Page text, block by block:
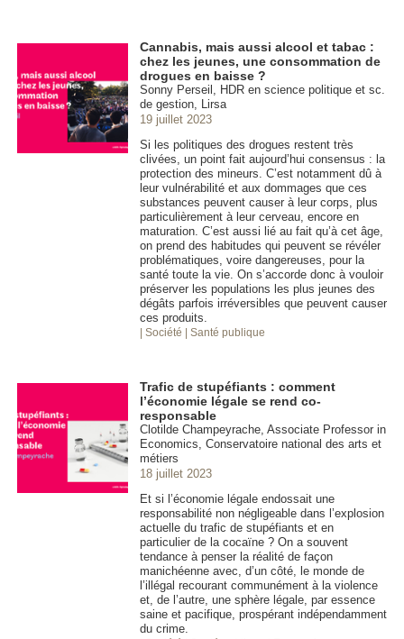
Cannabis, mais aussi alcool et tabac :
chez les jeunes, une consommation de
drogues en baisse ?
Sonny Perseil, HDR en science politique et sc.
de gestion, Lirsa
19 juillet 2023
Si les politiques des drogues restent très
clivées, un point fait aujourd’hui consensus : la
protection des mineurs. C’est notamment dû à
leur vulnérabilité et aux dommages que ces
substances peuvent causer à leur corps, plus
particulièrement à leur cerveau, encore en
maturation. C’est aussi lié au fait qu’à cet âge,
on prend des habitudes qui peuvent se révéler
problématiques, voire dangereuses, pour la
santé toute la vie. On s’accorde donc à vouloir
préserver les populations les plus jeunes des
dégâts parfois irréversibles que peuvent causer
ces produits.
| Société | Santé publique
Trafic de stupéfiants : comment
l’économie légale se rend co-
responsable
Clotilde Champeyrache, Associate Professor in
Economics, Conservatoire national des arts et
métiers
18 juillet 2023
Et si l’économie légale endossait une
responsabilité non négligeable dans l’explosion
actuelle du trafic de stupéfiants et en
particulier de la cocaïne ? On a souvent
tendance à penser la réalité de façon
manichéenne avec, d’un côté, le monde de
l’illégal recourant communément à la violence
et, de l’autre, une sphère légale, par essence
saine et pacifique, prospérant indépendamment
du crime.